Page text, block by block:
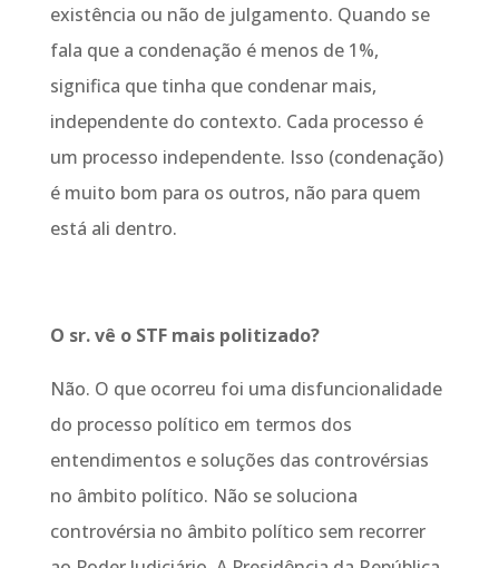
existência ou não de julgamento. Quando se
fala que a condenação é menos de 1%,
significa que tinha que condenar mais,
independente do contexto. Cada processo é
um processo independente. Isso (condenação)
é muito bom para os outros, não para quem
está ali dentro.
O sr. vê o STF mais politizado?
Não. O que ocorreu foi uma disfuncionalidade
do processo político em termos dos
entendimentos e soluções das controvérsias
no âmbito político. Não se soluciona
controvérsia no âmbito político sem recorrer